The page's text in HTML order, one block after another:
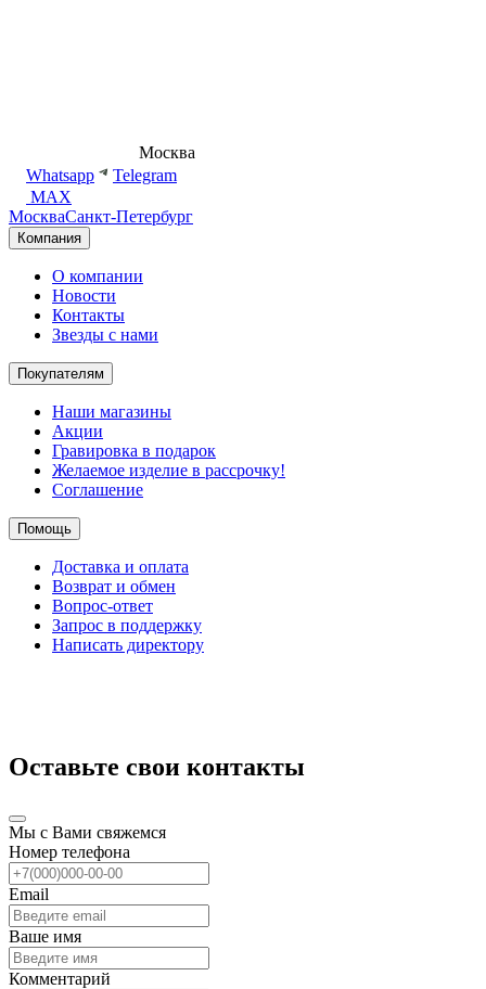
Москва
Whatsapp
Telegram
MAX
МоскваСанкт-Петербург
Компания
О компании
Новости
Контакты
Звезды с нами
Покупателям
Наши магазины
Акции
Гравировка в подарок
Желаемое изделие в рассрочку!
Соглашение
Помощь
Доставка и оплата
Возврат и обмен
Вопрос-ответ
Запрос в поддержку
Написать директору
Оставьте свои контакты
Мы с Вами свяжемся
Номер телефона
Email
Ваше имя
Комментарий